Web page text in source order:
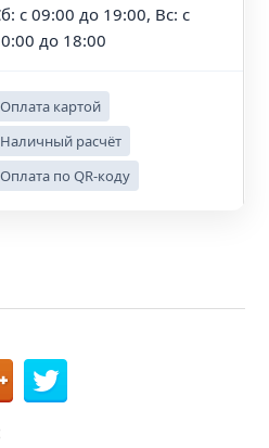
с 09:00 до 19:00, Вс: с
до 18:00
Оплата картой
Наличный расчёт
Оплата по QR-коду